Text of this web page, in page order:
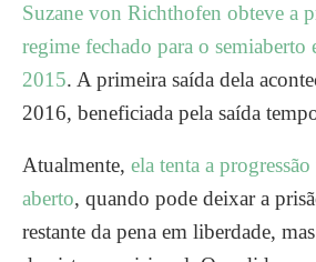
Suzane von Richthofen obteve a
regime fechado para o semiaberto
2015. A primeira saída dela
2016, beneficiada pela saída
Atualmente, ela tenta a
aberto, quando pode deixar a
restante da pena em liberdade,